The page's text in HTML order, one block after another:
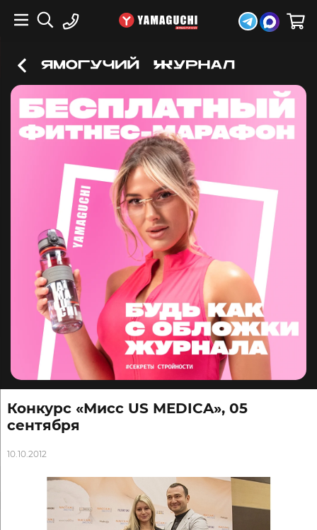
Конкурс «Мисс US MEDICA», 05
сентября
10.10.2012